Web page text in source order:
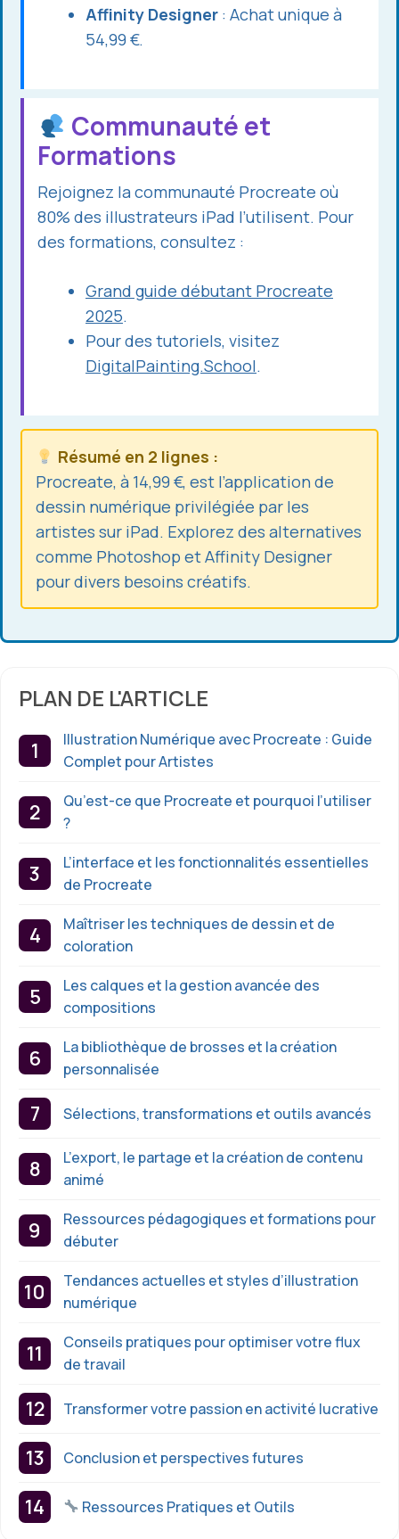
Affinity Designer : Achat unique à
54,99 €.
Communauté et
Formations
Rejoignez la communauté Procreate où
80% des illustrateurs iPad l’utilisent. Pour
des formations, consultez :
Grand guide débutant Procreate
2025.
Pour des tutoriels, visitez
DigitalPainting.School.
Résumé en 2 lignes :
Procreate, à 14,99 €, est l’application de
dessin numérique privilégiée par les
artistes sur iPad. Explorez des alternatives
comme Photoshop et Affinity Designer
pour divers besoins créatifs.
PLAN DE L'ARTICLE
Illustration Numérique avec Procreate : Guide
Complet pour Artistes
Qu’est-ce que Procreate et pourquoi l’utiliser
?
L’interface et les fonctionnalités essentielles
de Procreate
Maîtriser les techniques de dessin et de
coloration
Les calques et la gestion avancée des
compositions
La bibliothèque de brosses et la création
personnalisée
Sélections, transformations et outils avancés
L’export, le partage et la création de contenu
animé
Ressources pédagogiques et formations pour
débuter
Tendances actuelles et styles d’illustration
numérique
Conseils pratiques pour optimiser votre flux
de travail
Transformer votre passion en activité lucrative
Conclusion et perspectives futures
Ressources Pratiques et Outils